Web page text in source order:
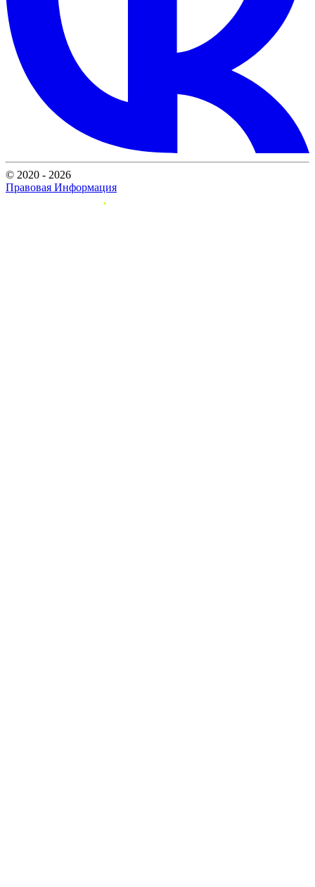
© 2020 - 2026
Правовая Информация